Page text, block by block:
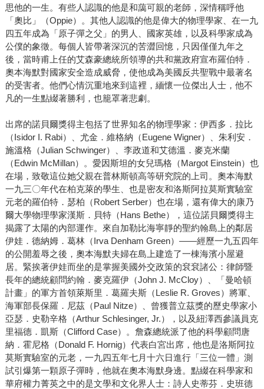
思他的一生。有些人認識的他是和藹可親的老師，深情稱呼他
「奧比」（Oppie）。其他人認識的他是偉大的物理學家、在一九
四五年成為「原子彈之父」的男人、國家英雄，以及科學家成為
公僕的象徵。每個人皆帶著深沉的苦澀回憶，只因僅僅九年之
後，當時甫上任的艾森豪總統所領導的共和黨政府宣布羅伯特．
奧本海默對國家安全造成威脅，使他成為美國反共聖戰中最著名
的受害者。他們心情沉重地來到這裡，緬懷一位傑出人士，他不
凡的一生點綴著勝利，也籠罩著悲劇。
出席的諾貝爾獎得主包括了世界知名的物理學家：伊西多．拉比
（Isidor I. Rabi）、尤金．維格納（Eugene Wigner）、朱利安．
施溫格（Julian Schwinger）、李政道和艾德溫．麥克米蘭
（Edwin McMillan）。愛因斯坦的女兒瑪格（Margot Einstein）也
在場，致敬這位她父親在普林斯頓高等研究院的上司。奧本海默
一九三〇年代在柏克萊的學生、也是密友和洛斯阿拉莫斯實驗室
元老的羅伯特．瑟柏（Robert Serber）也在場，還有偉大的康乃
爾大學物理學家漢斯．貝特（Hans Bethe），這位諾貝爾獎得主
揭露了太陽的內部運作。來自加勒比海寧靜的聖約翰島上的鄰居
伊娃．德納姆．葛林（Irva Denham Green）——經歷一九五四年
的公開羞辱之後，奧本海默夫婦在島上建造了一棟海濱小屋避
居。緊挨著伊娃而坐的是掌握美國外交政策的袞袞諸公：律師暨
長年的總統顧問約翰．麥克羅伊（John J. McCloy）、「曼哈頓
計畫」的軍方首領萊斯里．葛羅夫斯（Leslie R. Groves）將軍、
海軍部長保羅．尼茲（Paul Nitze）、曾獲普立茲獎的歷史學家小
亞瑟．史勒辛格（Arthur Schlesinger, Jr.），以及紐澤西參議員克
里福德．凱斯（Clifford Case）。詹森總統派了他的科學顧問唐
納．霍尼格（Donald F. Hornig）代表白宮出席，他也是洛斯阿拉
莫斯實驗室的元老，一九四五年七月十六日進行「三位一體」測
試引爆第一顆原子彈時，他就在奧本海默身邊。點綴在科學家和
華府權力菁英之中的是文學和文化界人士：詩人史蒂芬．史班德